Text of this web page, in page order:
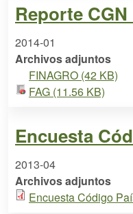
Reporte CGN
2014-01
Archivos adjuntos
FINAGRO (42 KB)
FAG (11.56 KB)
Encuesta
2013-04
Archivos adjuntos
Encuesta Código